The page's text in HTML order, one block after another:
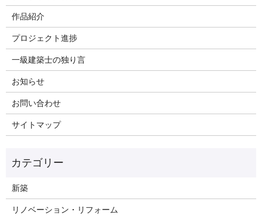
作品紹介
プロジェクト進捗
一級建築士の独り言
お知らせ
お問い合わせ
サイトマップ
新築
リノベーション・リフォーム